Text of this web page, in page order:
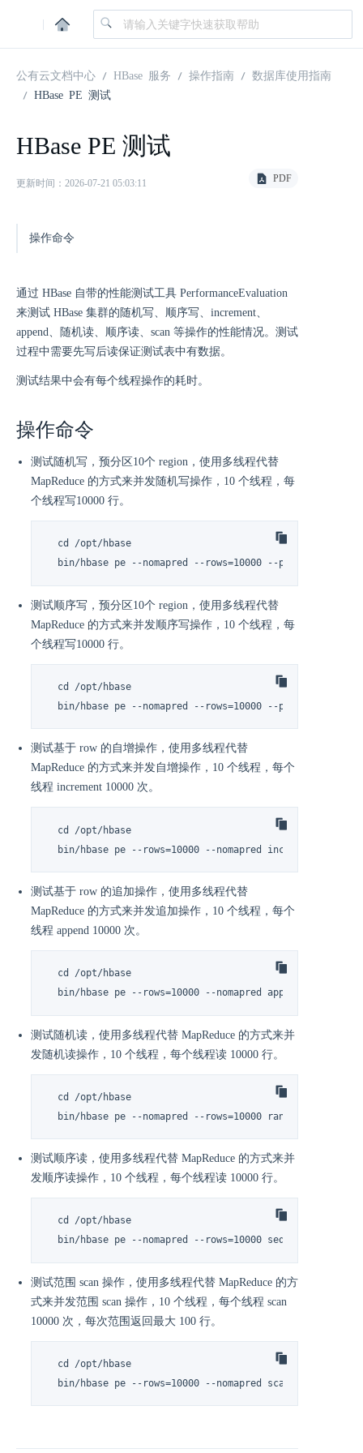
|
公有云文档中心 HBase 服务 操作指南
数据库使用指南
HBase PE 测试
HBase PE 测试
更新时间：2026-07-21 05:03:11 PDF
操作命令
通过 HBase 自带的性能测试工具 PerformanceEvaluation
来测试 HBase 集群的随机写、顺序写、increment、
append、随机读、顺序读、scan 等操作的性能情况。测试
过程中需要先写后读保证测试表中有数据。
测试结果中会有每个线程操作的耗时。
操作命令
测试随机写，预分区10个 region，使用多线程代替
MapReduce 的方式来并发随机写操作，10 个线程，每
个线程写10000 行。
  cd /opt/hbase
bin/hbase pe --nomapred --rows=10000 --presplit=10
测试顺序写，预分区10个 region，使用多线程代替
MapReduce 的方式来并发顺序写操作，10 个线程，每
个线程写10000 行。
  cd /opt/hbase
bin/hbase pe --nomapred --rows=10000 --presplit=10
测试基于 row 的自增操作，使用多线程代替
MapReduce 的方式来并发自增操作，10 个线程，每个
线程 increment 10000 次。
  cd /opt/hbase
  bin/hbase pe --rows=10000 --nomapred increment 10
测试基于 row 的追加操作，使用多线程代替
MapReduce 的方式来并发追加操作，10 个线程，每个
线程 append 10000 次。
  cd /opt/hbase
  bin/hbase pe --rows=10000 --nomapred append 10
测试随机读，使用多线程代替 MapReduce 的方式来并
发随机读操作，10 个线程，每个线程读 10000 行。
  cd /opt/hbase
  bin/hbase pe --nomapred --rows=10000 randomRead 10
测试顺序读，使用多线程代替 MapReduce 的方式来并
发顺序读操作，10 个线程，每个线程读 10000 行。
  cd /opt/hbase
bin/hbase pe --nomapred --rows=10000 sequentialRead
测试范围 scan 操作，使用多线程代替 MapReduce 的方
式来并发范围 scan 操作，10 个线程，每个线程 scan
10000 次，每次范围返回最大 100 行。
  cd /opt/hbase
  bin/hbase pe --rows=10000 --nomapred scanRange100 10